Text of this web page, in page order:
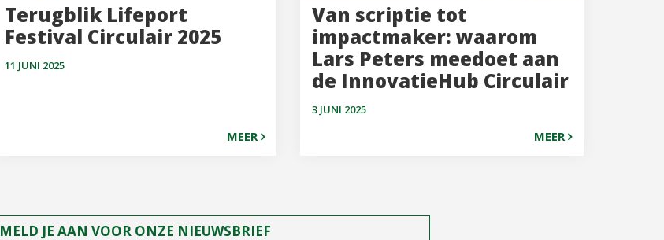
Terugblik Lifeport
Festival Circulair 2025
11 JUNI 2025
MEER
Van scriptie tot
impactmaker: waarom
Lars Peters meedoet aan
de InnovatieHub Circulair
3 JUNI 2025
MEER
MELD JE AAN VOOR ONZE NIEUWSBRIEF